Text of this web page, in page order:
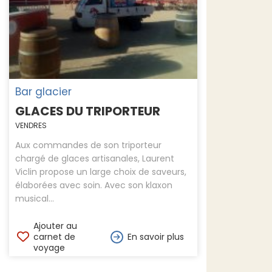
Bar glacier
GLACES DU TRIPORTEUR
VENDRES
Aux commandes de son triporteur
chargé de glaces artisanales, Laurent
Viclin propose un large choix de saveurs,
élaborées avec soin. Avec son klaxon
musical...
Ajouter au
carnet de
voyage
En savoir plus